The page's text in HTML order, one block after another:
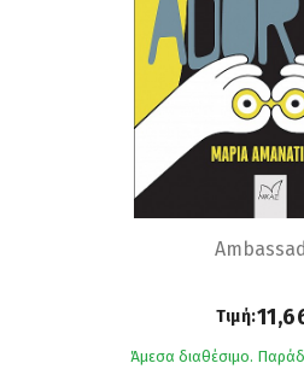
Τιμή:
Άμεσα διαθέσιμο.